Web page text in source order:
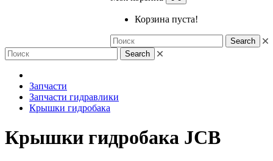
Корзина пуста!
Search
Search
Запчасти
Запчасти гидравлики
Крышки гидробака
Крышки гидробака JCB